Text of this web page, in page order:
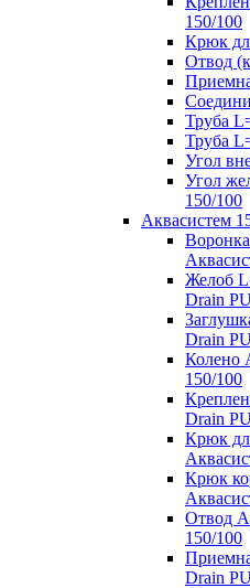
150/100
Крюк
Отвод
Труба
Труба
Угол
Угол
150/100
Аквасистем
Желоб
Drain
Drain
Колено
150/100
Drain
Крюк
Крюк
Отвод
150/100
Drain